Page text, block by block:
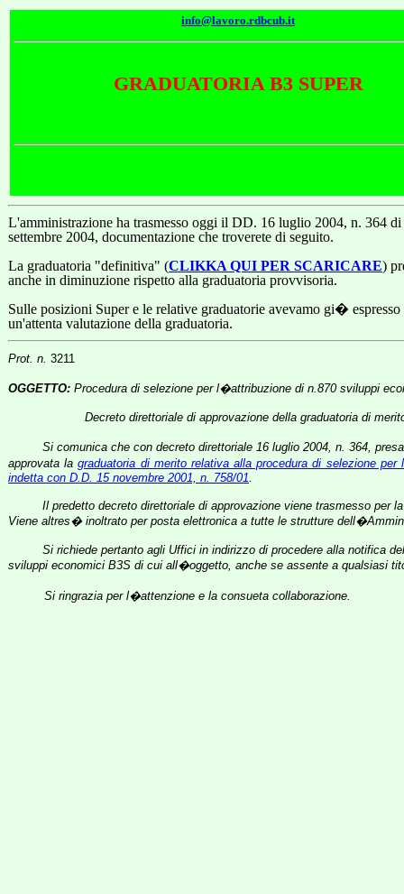
info@lavoro.rdbcub.it
GRADUATORIA B3 SUPER
L'amministrazione ha trasmesso oggi il DD. 16 luglio 2004, n. 364 di
settembre 2004, documentazione che troverete di seguito.
La graduatoria "definitiva" (CLIKKA QUI PER SCARICARE)
anche in diminuzione rispetto alla graduatoria provvisoria.
Sulle posizioni Super e le relative graduatorie avevamo gi�
un'attenta valutazione della graduatoria.
Prot. n. 3211
OGGETTO: Procedura di selezione per l�attribuzione di n.870 sviluppi
Decreto direttoriale di approvazione della graduatoria di
Si comunica che con decreto direttoriale 16 luglio 2004, n. 364, p
approvata lagraduatoria di merito relativa alla procedura di selezione
indetta con D.D. 15 novembre 2001, n. 758/01.
Il predetto decreto direttoriale di approvazione viene trasmesso per
Viene altres� inoltrato per posta elettronica a tutte le strutture
Si richiede pertanto agli Uffici in indirizzo di procedere alla notifica
sviluppi economici B3S di cui all�oggetto, anche se assente a qualsiasi
Si ringrazia per l�attenzione e la consueta collaborazione.